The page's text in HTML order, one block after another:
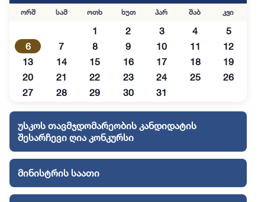
ორშ სამ ოთხ ხუთ პარ შაბ კვი
1 2 3 4
5
6
7 8 9 10 11
12
13
14 15 16 17 18
19
20
21 22 23 24 25
26
27
28 29 30 31
უსკოს თავმჯდომარეობის კანდიდატის
შესარჩევი ღია კონკურსი
მინისტრის საათი